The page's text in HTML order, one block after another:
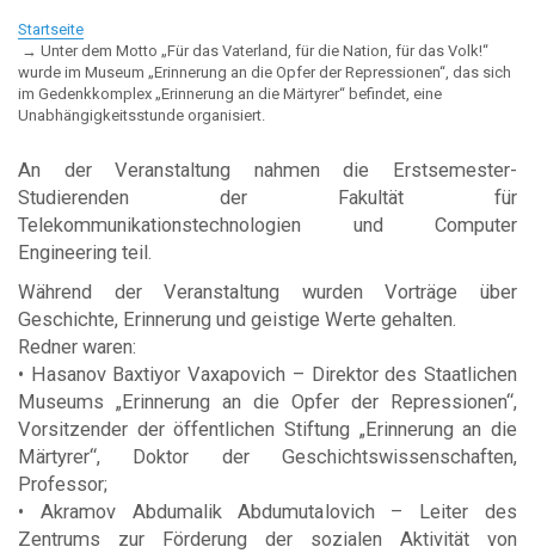
Startseite
Unter dem Motto „Für das Vaterland, für die Nation, für das Volk!“
wurde im Museum „Erinnerung an die Opfer der Repressionen“, das sich
im Gedenkkomplex „Erinnerung an die Märtyrer“ befindet, eine
Unabhängigkeitsstunde organisiert.
An der Veranstaltung nahmen die Erstsemester-
Studierenden der Fakultät für
Telekommunikationstechnologien und Computer
Engineering teil.
Während der Veranstaltung wurden Vorträge über
Geschichte, Erinnerung und geistige Werte gehalten.
Redner waren:
• Hasanov Baxtiyor Vaxapovich – Direktor des Staatlichen
Museums „Erinnerung an die Opfer der Repressionen“,
Vorsitzender der öffentlichen Stiftung „Erinnerung an die
Märtyrer“, Doktor der Geschichtswissenschaften,
Professor;
• Akramov Abdumalik Abdumutalovich – Leiter des
Zentrums zur Förderung der sozialen Aktivität von